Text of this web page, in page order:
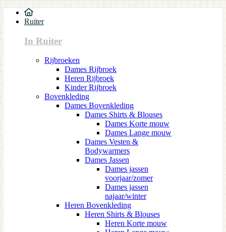
Ruiter
In Ruiter
Rijbroeken
Dames Rijbroek
Heren Rijbroek
Kinder Rijbroek
Bovenkleding
Dames Bovenkleding
Dames Shirts & Blouses
Dames Korte mouw
Dames Lange mouw
Dames Vesten &
Bodywarmers
Dames Jassen
Dames jassen
voorjaar/zomer
Dames jassen
najaar/winter
Heren Bovenkleding
Heren Shirts & Blouses
Heren Korte mouw